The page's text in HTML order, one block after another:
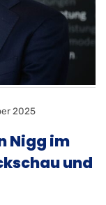
2025
Nigg im
und